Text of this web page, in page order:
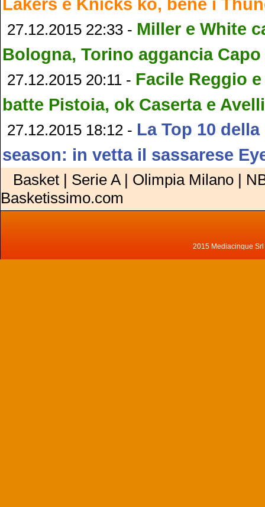
27.12.2015 22:33 - Miller e White
Bologna, Torino aggancia
27.12.2015 20:11 - Facile Reggio
batte Pistoia, ok Caserta e
27.12.2015 18:12 - La Top 10
season: in vetta il sassarese
Basket | Serie A | Olimpia Milano |
Basketissimo.com
2015 Mediacinque Srl